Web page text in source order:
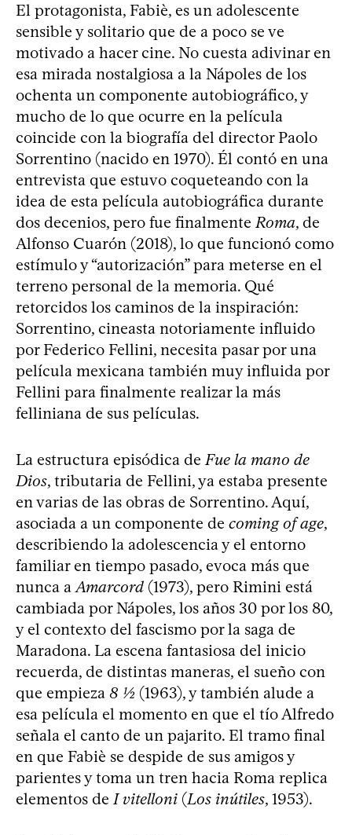
El protagonista, Fabiè, es un adolescente
sensible y solitario que de a poco se ve
motivado a hacer cine. No cuesta adivinar en
esa mirada nostalgiosa a la Nápoles de los
ochenta un componente autobiográfico, y
mucho de lo que ocurre en la película
coincide con la biografía del director Paolo
Sorrentino (nacido en 1970). Él contó en una
entrevista que estuvo coqueteando con la
idea de esta película autobiográfica durante
dos decenios, pero fue finalmenteRoma, de
Alfonso Cuarón (2018), lo que funcionó como
estímulo y “autorización” para meterse en el
terreno personal de la memoria. Qué
retorcidos los caminos de la inspiración:
Sorrentino, cineasta notoriamente influido
por Federico Fellini, necesita pasar por una
película mexicana también muy influida por
Fellini para finalmente realizar la más
felliniana de sus películas.
La estructura episódica deFue la mano de
Dios, tributaria de Fellini, ya estaba presente
en varias de las obras de Sorrentino. Aquí,
asociada a un componente de coming of age,
describiendo la adolescencia y el entorno
familiar en tiempo pasado, evoca más que
nunca aAmarcord (1973), pero Rimini está
cambiada por Nápoles, los años 30 por los 80,
y el contexto del fascismo por la saga de
Maradona. La escena fantasiosa del inicio
recuerda, de distintas maneras, el sueño con
que empieza 8 ½ (1963), y también alude a
esa película el momento en que el tío Alfredo
señala el canto de un pajarito. El tramo final
en que Fabiè se despide de sus amigos y
parientes y toma un tren hacia Roma replica
elementos deI vitelloni (Los inútiles, 1953).